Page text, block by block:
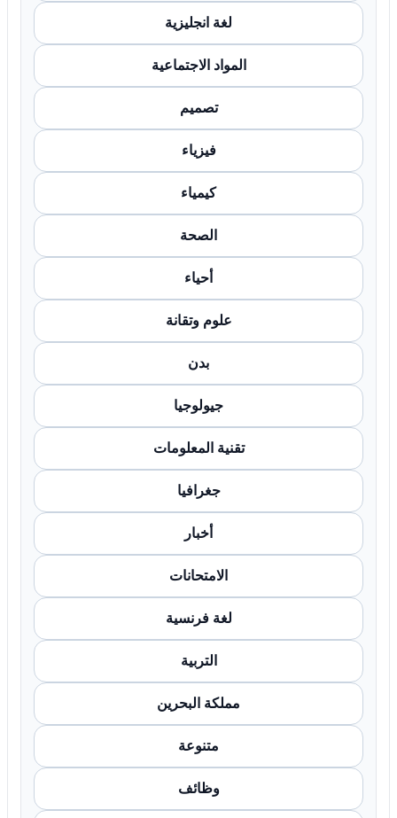
لغة انجليزية
المواد الاجتماعية
تصميم
فيزياء
كيمياء
الصحة
أحياء
علوم وتقانة
بدن
جيولوجيا
تقنية المعلومات
جغرافيا
أخبار
الامتحانات
لغة فرنسية
التربية
مملكة البحرين
متنوعة
وظائف